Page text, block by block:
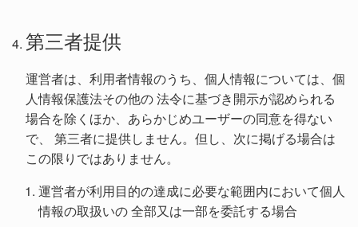
第三者提供
運営者は、利用者情報のうち、個人情報については、個
人情報保護法その他の 法令に基づき開示が認められる
場合を除くほか、あらかじめユーザーの同意を得ない
で、 第三者に提供しません。但し、次に掲げる場合は
この限りではありません。
運営者が利用目的の達成に必要な範囲内において個人
情報の取扱いの 全部又は一部を委託する場合